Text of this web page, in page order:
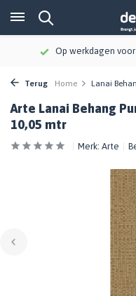
Op werkdagen
Terug Home Lanai
Arte Lanai Behang
10,05 mtr
Merk: Arte